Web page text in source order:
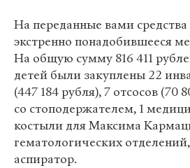
На переданные вами
экстренно понадобившееся
На общую сумму 816 411
детей были закуплены 22
(447 184 рубля), 7 отсосов (70
со стоподержателем, 1
костыли для Максима
гематологических
аспиратор.